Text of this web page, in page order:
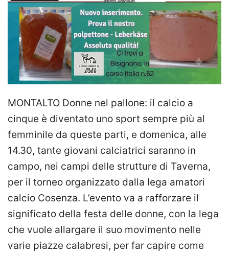
MONTALTO Donne nel pallone: il calcio a
cinque è diventato uno sport sempre più al
femminile da queste parti, e domenica, alle
14.30, tante giovani calciatrici saranno in
campo, nei campi delle strutture di Taverna,
per il torneo organizzato dalla lega amatori
calcio Cosenza. L’evento va a rafforzare il
significato della festa delle donne, con la lega
che vuole allargare il suo movimento nelle
varie piazze calabresi, per far capire come